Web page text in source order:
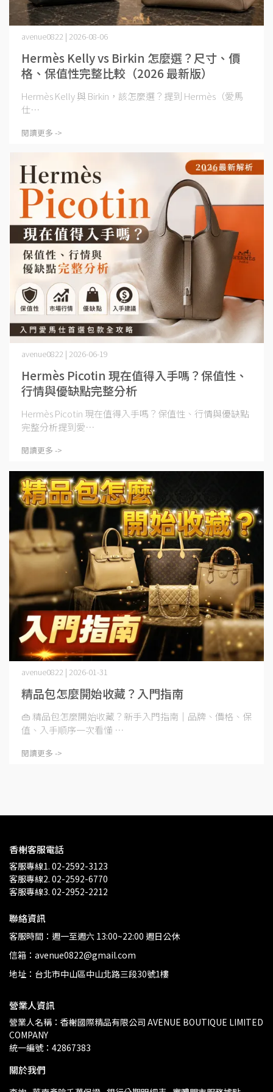
Hermès Kelly vs Birkin 怎麼選？尺寸、價
格、保值性完整比較（2026 最新版）
avenue0822 | 2026-08-06
Hermès Kelly 與 Birkin，該怎麼選？提到 Hermès（愛馬
仕⋯
閱讀更多 ->
Hermès Picotin 現在值得入手嗎？保值性、
行情與優缺點完整分析
avenue0822 | 2026-06-19
Hermès Picotin 現在值得入手嗎？保值性、行情與優缺點
完整分析提到愛⋯
閱讀更多 ->
精品包怎麼開始收藏？入門指南
avenue0822 | 2026-01-31
👜 精品包怎麼開始收藏？新手入門指南｜品牌、價格、保
值、入手順序一次看懂 ⋯
閱讀更多 ->
香榭客服電話
客服專線1. 02-2592-3123
客服專線2. 02-2592-6770
客服專線3. 02-2952-2212
聯絡資訊
客服時間：週一至週六 13:00~22:00 週日公休
信箱：avenue0822@gmail.com
地址：台北市中山區中山北路三段30號1樓
營業人資訊
營業人名稱：香榭國際精品有限公司 AVENUE BOUTIQUE LIMITED
COMPANY
統一編號：42867383
關於我們